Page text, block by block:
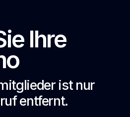
Ihre
ist nur
entfernt.